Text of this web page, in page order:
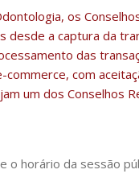
os
desde a captura da
das
com
um dos Conselhos
o horário da sessão